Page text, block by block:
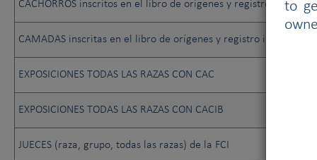
to
CACHORROS inscritos en el libro de orígenes y registro inicial
CAMADAS inscritas en el libro de orígenes y registro inicial
EXPOSICIONES TODAS LAS RAZAS CON CAC
EXPOSICIONES TODAS LAS RAZAS CON CACIB
JUECES (raza, grupo, todas las razas) de la FCI